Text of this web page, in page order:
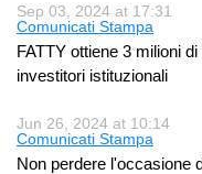
Sep 03, 2024 at 17:31
Comunicati Stampa
FATTY ottiene 3 milioni
investitori istituzionali
Jun 26, 2024 at 10:14
Comunicati Stampa
Non perdere l'occasione